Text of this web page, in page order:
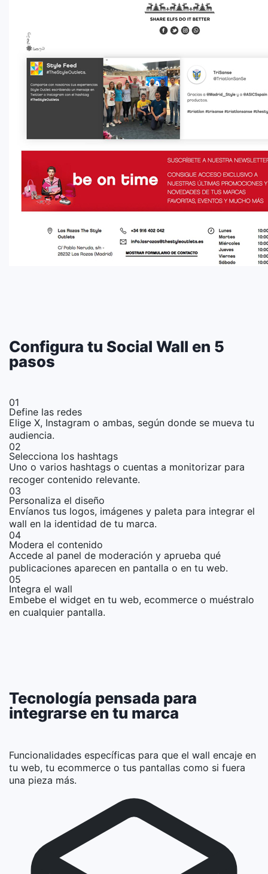
Configura tu Social Wall en 5
pasos
01
Define las redes
Elige X, Instagram o ambas, según donde se mueva tu
audiencia.
02
Selecciona los hashtags
Uno o varios hashtags o cuentas a monitorizar para
recoger contenido relevante.
03
Personaliza el diseño
Envíanos tus logos, imágenes y paleta para integrar el
wall en la identidad de tu marca.
04
Modera el contenido
Accede al panel de moderación y aprueba qué
publicaciones aparecen en pantalla o en tu web.
05
Integra el wall
Embebe el widget en tu web, ecommerce o muéstralo
en cualquier pantalla.
Tecnología pensada para
integrarse en tu marca
Funcionalidades específicas para que el wall encaje en
tu web, tu ecommerce o tus pantallas como si fuera
una pieza más.